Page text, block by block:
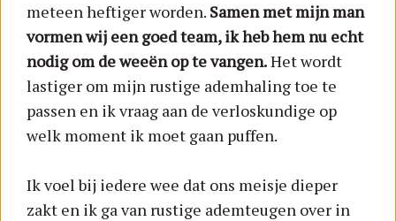
meteen heftiger worden. Samen met mijn man
vormen wij een goed team, ik heb hem nu echt
nodig om de weeën op te vangen.Het wordt
lastiger om mijn rustige ademhaling toe te
passen en ik vraag aan de verloskundige op
welk moment ik moet gaan puffen.
Ik voel bij iedere wee dat ons meisje dieper
zakt en ik ga van rustige ademteugen over in